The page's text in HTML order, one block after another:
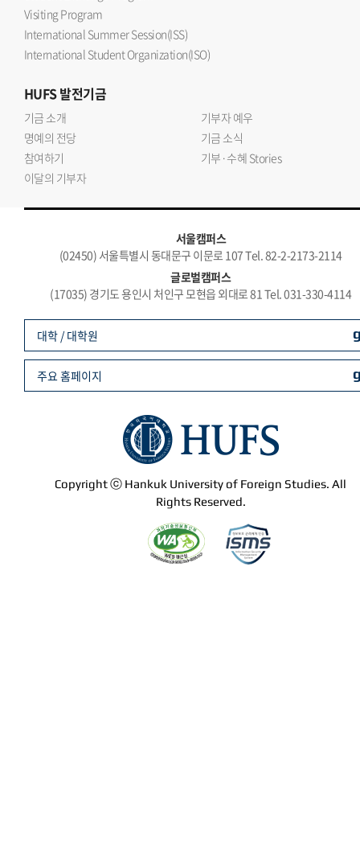
Visiting Program
International Summer Session(ISS)
International Student Organization(ISO)
HUFS발전기금
기금 소개
기부자 예우
명예의 전당
기금 소식
참여하기
기부·수혜 Stories
이달의 기부자
서울캠퍼스
(02450) 서울특별시 동대문구 이문로 107 Tel. 82-2-2173-2114
글로벌캠퍼스
(17035) 경기도 용인시 처인구 모현읍 외대로 81 Tel. 031-330-4114
Copyright ⓒ Hankuk University of Foreign Studies. All
Rights Reserved.
대학 / 대학원
주요 홈페이지